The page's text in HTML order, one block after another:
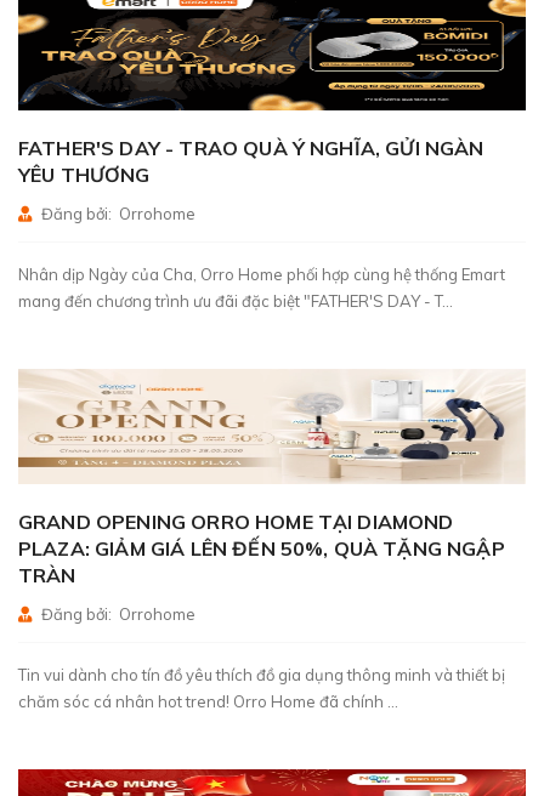
FATHER'S DAY - TRAO QUÀ Ý NGHĨA, GỬI NGÀN
YÊU THƯƠNG
Đăng bởi: Orrohome
Nhân dịp Ngày của Cha, Orro Home phối hợp cùng hệ thống Emart
mang đến chương trình ưu đãi đặc biệt "FATHER'S DAY - T...
GRAND OPENING ORRO HOME TẠI DIAMOND
PLAZA: GIẢM GIÁ LÊN ĐẾN 50%, QUÀ TẶNG NGẬP
TRÀN
Đăng bởi: Orrohome
Tin vui dành cho tín đồ yêu thích đồ gia dụng thông minh và thiết bị
chăm sóc cá nhân hot trend! Orro Home đã chính ...